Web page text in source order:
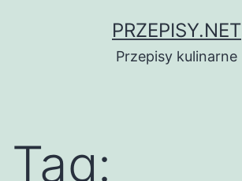
PRZEPISY.NET
Przepisy kulinarne
Tag: